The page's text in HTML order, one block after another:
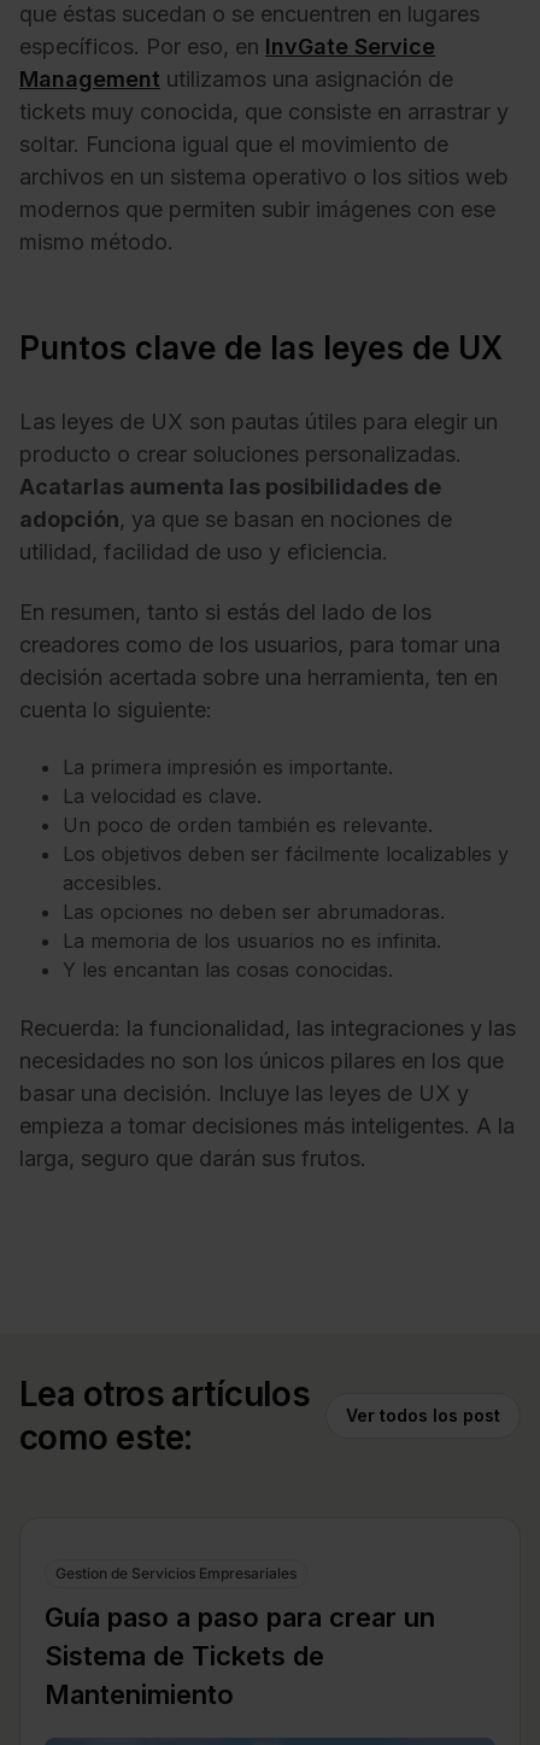
que éstas sucedan o se encuentren en lugares
específicos. Por eso, en InvGate Service
Management utilizamos una asignación de
tickets muy conocida, que consiste en arrastrar y
soltar. Funciona igual que el movimiento de
archivos en un sistema operativo o los sitios web
modernos que permiten subir imágenes con ese
mismo método.
Puntos clave de las leyes de UX
Las leyes de UX son pautas útiles para elegir un
producto o crear soluciones personalizadas.
Acatarlas aumenta las posibilidades de
adopción, ya que se basan en nociones de
utilidad, facilidad de uso y eficiencia.
En resumen, tanto si estás del lado de los
creadores como de los usuarios, para tomar una
decisión acertada sobre una herramienta, ten en
cuenta lo siguiente:
La primera impresión es importante.
La velocidad es clave.
Un poco de orden también es relevante.
Los objetivos deben ser fácilmente localizables y
accesibles.
Las opciones no deben ser abrumadoras.
La memoria de los usuarios no es infinita.
Y les encantan las cosas conocidas.
Recuerda: la funcionalidad, las integraciones y las
necesidades no son los únicos pilares en los que
basar una decisión. Incluye las leyes de UX y
empieza a tomar decisiones más inteligentes. A la
larga, seguro que darán sus frutos.
Lea otros artículos
como este:
Ver todos los post
Gestion de Servicios Empresariales
Guía paso a paso para crear un
Sistema de Tickets de
Mantenimiento